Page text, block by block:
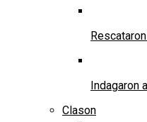
Indagaron
Clason